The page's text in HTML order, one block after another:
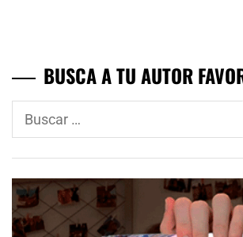
BUSCA A TU AUTOR
Buscar: